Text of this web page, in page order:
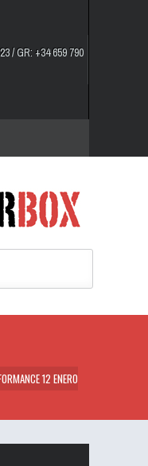
/ GR: +34 659 790
12 ENERO